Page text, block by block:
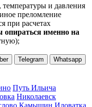
и давления
преломление
при расчетах
опираться именно на
Telegram
Whatsapp
Путь Ильича
Николаевск